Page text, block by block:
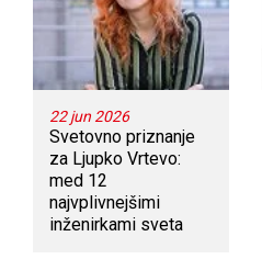
22 jun 2026
Svetovno priznanje
za Ljupko Vrtevo:
med 12
najvplivnejšimi
inženirkami sveta